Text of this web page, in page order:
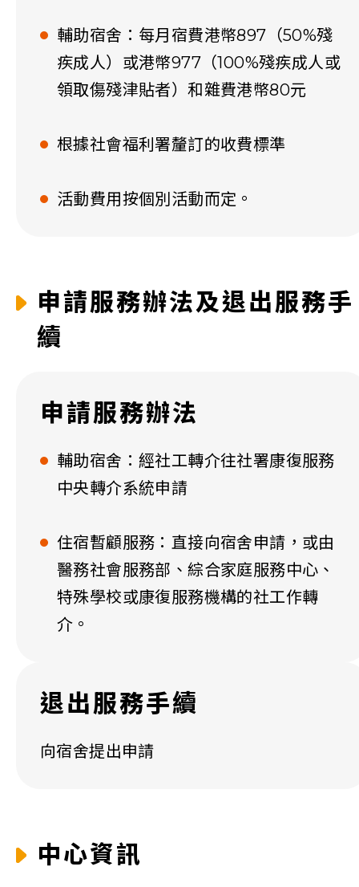
輔助宿舍：每月宿費港幣897（50%殘
疾成人）或港幣977（100%殘疾成人或
領取傷殘津貼者）和雜費港幣80元
根據社會福利署釐訂的收費標準
活動費用按個別活動而定。
申請服務辦法及退出服務手
續
申請服務辦法
輔助宿舍：經社工轉介往社署康復服務
中央轉介系統申請
住宿暫顧服務：直接向宿舍申請，或由
醫務社會服務部、綜合家庭服務中心、
特殊學校或康復服務機構的社工作轉
介。
退出服務手續
向宿舍提出申請
中心資訊